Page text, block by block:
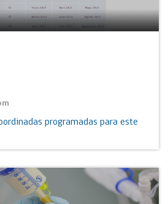
programadas para este